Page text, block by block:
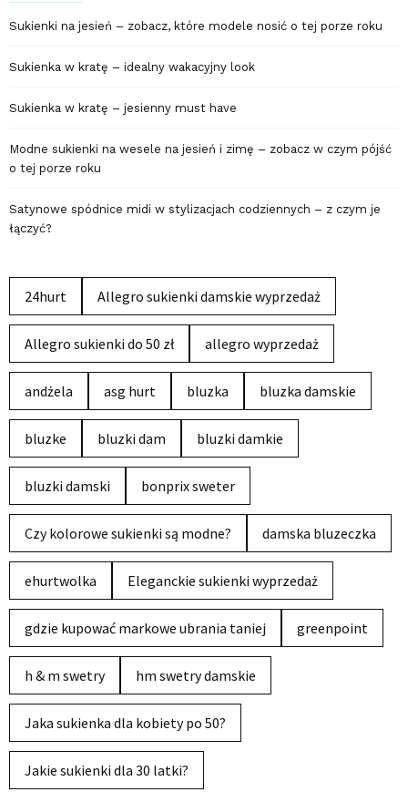
Sukienki na jesień – zobacz, które modele nosić o tej porze roku
Sukienka w kratę – idealny wakacyjny look
Sukienka w kratę – jesienny must have
Modne sukienki na wesele na jesień i zimę – zobacz w czym pójść
o tej porze roku
Satynowe spódnice midi w stylizacjach codziennych – z czym je
łączyć?
24hurt Allegro sukienki damskie wyprzedaż
Allegro sukienki do 50 zł allegro wyprzedaż
andżela asg hurt bluzka bluzka damskie
bluzke bluzki dam bluzki damkie
bluzki damski bonprix sweter
Czy kolorowe sukienki są modne? damska bluzeczka
ehurtwolka Eleganckie sukienki wyprzedaż
gdzie kupować markowe ubrania taniej greenpoint
h & m swetry hm swetry damskie
Jaka sukienka dla kobiety po 50?
Jakie sukienki dla 30 latki?